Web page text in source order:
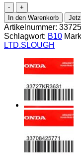
Honda-
33725415611
GLAS,
RUECKLICHT
Menge
In den Warenkorb
Artikelnummer:
Schlagwort: B10
LTD.SLOUGH